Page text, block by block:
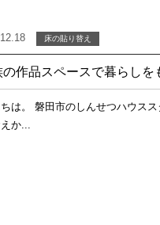
床の貼り替え
の作品スペースで暮らしを
ちは。 磐田市のしんせつハウス
か...